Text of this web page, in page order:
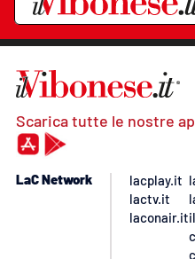
Scarica tutte le nostre
LaC Network
lacplay.it
lactv.it
laconair.it